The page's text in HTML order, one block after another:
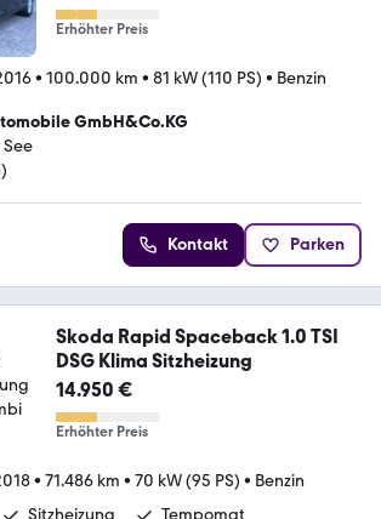
Erhöhter Preis
• 100.000 km • 81 kW (110 PS) • Benzin
Automobile GmbH&Co.KG
)
Kontakt Parken
Skoda Rapid Spaceback 1.0 TSI
DSG Klima Sitzheizung
14.950 €
Erhöhter Preis
• 71.486 km • 70 kW (95 PS) • Benzin
Sitzheizung Tempomat